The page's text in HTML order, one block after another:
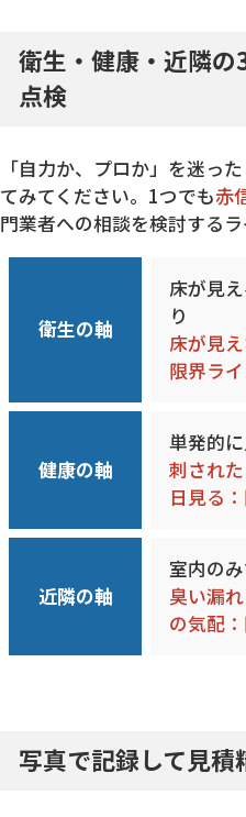
衛生・健康・近隣
点検
「自力か、プロか」を迷っ
てみてください。1つでも赤
門業者への相談を検討するラ
衛生の軸
床が見
り
床が見
限界ラ
健康の軸
単発的
刺され
日見る
近隣の軸
室内の
臭い漏
の気配
写真で記録して見積